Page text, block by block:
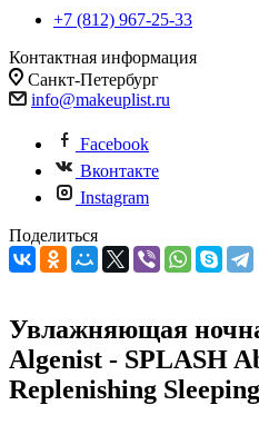
+7 (812) 967-25-33
Контактная информация
Санкт-Петербург
info@makeuplist.ru
Facebook
Вконтакте
Instagram
Поделиться
Увлажняющая
Algenist - SPLASH
Replenishing